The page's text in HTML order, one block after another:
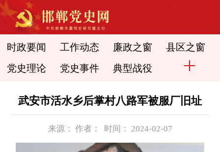
时政要闻 工作动态 廉政之窗 县区之窗
党史理论 党史事件 典型战役
武安市活水乡后掌村八路军被服厂旧址
来源： 作者： 时间： 2024-02-07